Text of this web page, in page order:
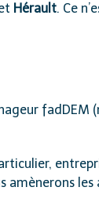
Hérault. Ce
fadDEM
les